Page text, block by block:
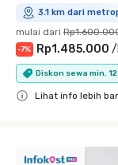
3.1 km dari
mulai dari
-7% Rp1.485.000 /
Diskon sewa min.
Lihat info lebih